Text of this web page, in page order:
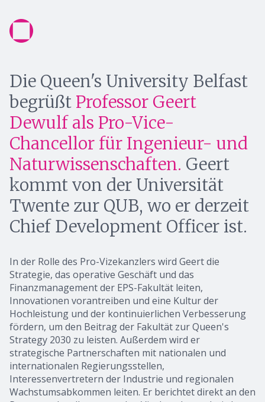
Die Queen's University Belfast
begrüßt Professor Geert
Dewulf als Pro-Vice-
Chancellor für Ingenieur- und
Naturwissenschaften. Geert
kommt von der Universität
Twente zur QUB, wo er derzeit
Chief Development Officer ist.
In der Rolle des Pro-Vizekanzlers wird Geert die
Strategie, das operative Geschäft und das
Finanzmanagement der EPS-Fakultät leiten,
Innovationen vorantreiben und eine Kultur der
Hochleistung und der kontinuierlichen Verbesserung
fördern, um den Beitrag der Fakultät zur Queen's
Strategy 2030 zu leisten. Außerdem wird er
strategische Partnerschaften mit nationalen und
internationalen Regierungsstellen,
Interessenvertretern der Industrie und regionalen
Wachstumsabkommen leiten. Er berichtet direkt an den